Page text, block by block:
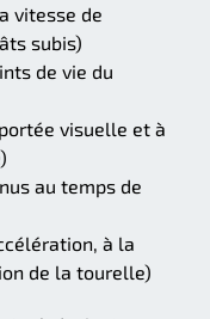
vitesse de
subis)
de vie du
visuelle et à
au temps de
à la
de la tourelle)